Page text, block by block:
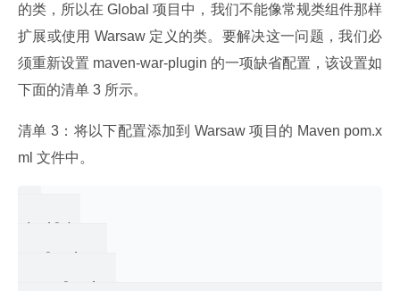
的类，所以在 Global 项目中，我们不能像常规类组件那样
扩展或使用 Warsaw 定义的类。要解决这一问题，我们必
须重新设置 maven-war-plugin 的一项缺省配置，该设置如
下面的清单 3 所示。
清单 3：将以下配置添加到 Warsaw 项目的 Maven pom.x
ml 文件中。